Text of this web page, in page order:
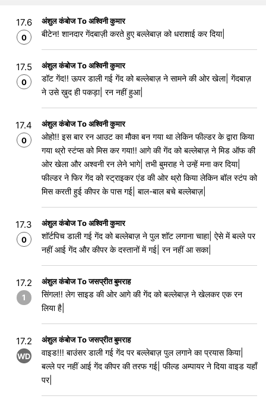
17.6
0
अंशुल कंबोज To अश्विनी कुमार
बीटेन! शानदार गेंदबाज़ी करते हुए बल्लेबाज़ को धराशाई कर दिया|
17.5
0
अंशुल कंबोज To अश्विनी कुमार
डॉट गेंद!! ऊपर डाली गई गेंद को बल्लेबाज़ ने सामने की ओर खेला| गेंदबाज़
ने उसे ख़ुद ही पकड़ा| रन नहीं हुआ|
17.4
0
अंशुल कंबोज To अश्विनी कुमार
ओहो!! इस बार रन आउट का मौका बन गया था लेकिन फील्डर के द्वारा किया
गया थ्रो स्टंप्स को मिस कर गया!! आगे की गेंद को बल्लेबाज़ ने मिड ऑफ की
ओर खेला और अश्वनी रन लेने भागे| तभी बुमराह ने उन्हें मना कर दिया|
फील्डर ने फिर गेंद को स्ट्राइकर एंड की ओर थ्रो किया लेकिन बॉल स्टंप को
मिस करती हुई कीपर के पास गई| बाल-बाल बचे बल्लेबाज़|
17.3
0
अंशुल कंबोज To अश्विनी कुमार
शॉर्टपिच डाली गई गेंद को बल्लेबाज़ ने पुल शॉट लगाना चाहा| ऐसे में बल्ले पर
नहीं आई गेंद और कीपर के दस्तानों में गई| रन नहीं आ सका|
17.2
1
अंशुल कंबोज To जसप्रीत बुमराह
सिंगल!! लेग साइड की ओर आगे की गेंद को बल्लेबाज़ ने खेलकर एक रन
लिया है|
17.2
WD
अंशुल कंबोज To जसप्रीत बुमराह
वाइड!!! बाउंसर डाली गई गेंद पर बल्लेबाज़ पुल लगाने का प्रयास किया|
बल्ले पर नहीं आई गेंद कीपर की तरफ गई| फील्ड अम्पायर ने दिया वाइड यहाँ
पर|